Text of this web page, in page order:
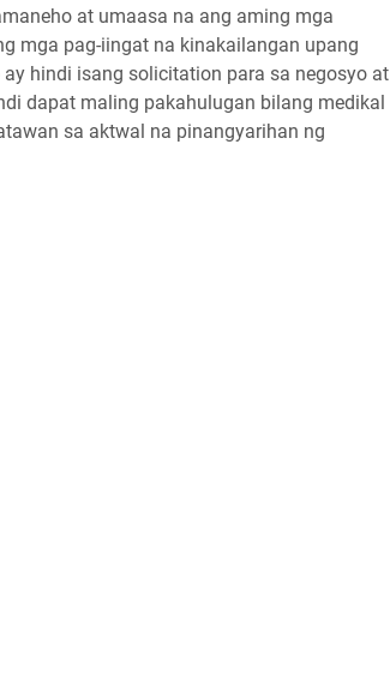
at umaasa na ang aming mga
mga pag-iingat na kinakailangan upang
hindi isang solicitation para sa negosyo at
dapat maling pakahulugan bilang medikal
sa aktwal na pinangyarihan ng